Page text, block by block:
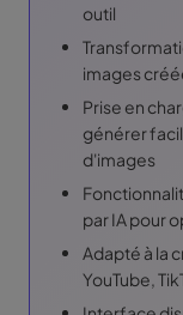
outil
images
Prise en
générer
d'images
par IA pour
Adapté à la
YouTube,